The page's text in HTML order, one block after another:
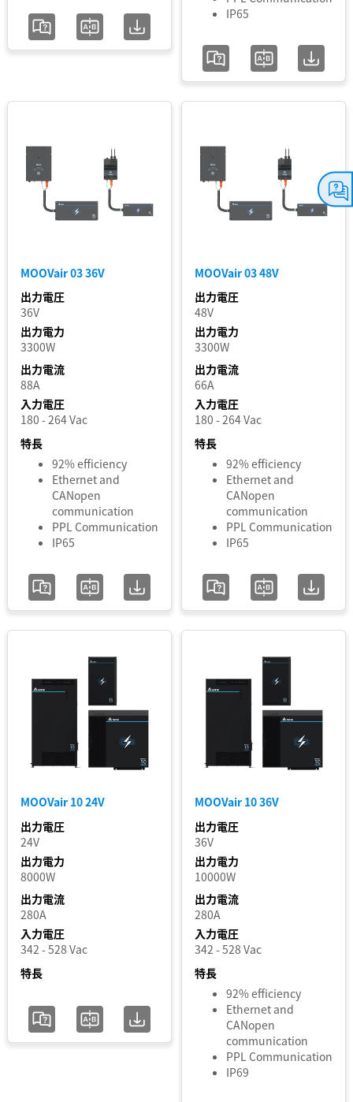
IP65
MOOVair 03 36V
出力電圧
36V
出力電力
3300W
出力電流
88A
入力電圧
180 - 264 Vac
特長
92% efficiency
Ethernet and
CANopen
communication
PPL Communication
IP65
MOOVair 03 48V
出力電圧
48V
出力電力
3300W
出力電流
66A
入力電圧
180 - 264 Vac
特長
92% efficiency
Ethernet and
CANopen
communication
PPL Communication
IP65
MOOVair 10 24V
出力電圧
24V
出力電力
8000W
出力電流
280A
入力電圧
342 - 528 Vac
特長
MOOVair 10 36V
出力電圧
36V
出力電力
10000W
出力電流
280A
入力電圧
342 - 528 Vac
特長
92% efficiency
Ethernet and
CANopen
communication
PPL Communication
IP69